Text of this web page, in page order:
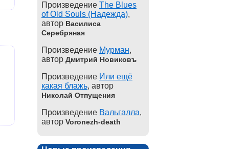
Произведение The Blues
of Old Souls (Надежда),
автор Василиса
Серебряная
Произведение Мурман,
автор Дмитрий Новиковъ
Произведение Или ещё
какая блажь, автор
Николай Отпущения
Произведение Вальгалла,
автор Voronezh-death